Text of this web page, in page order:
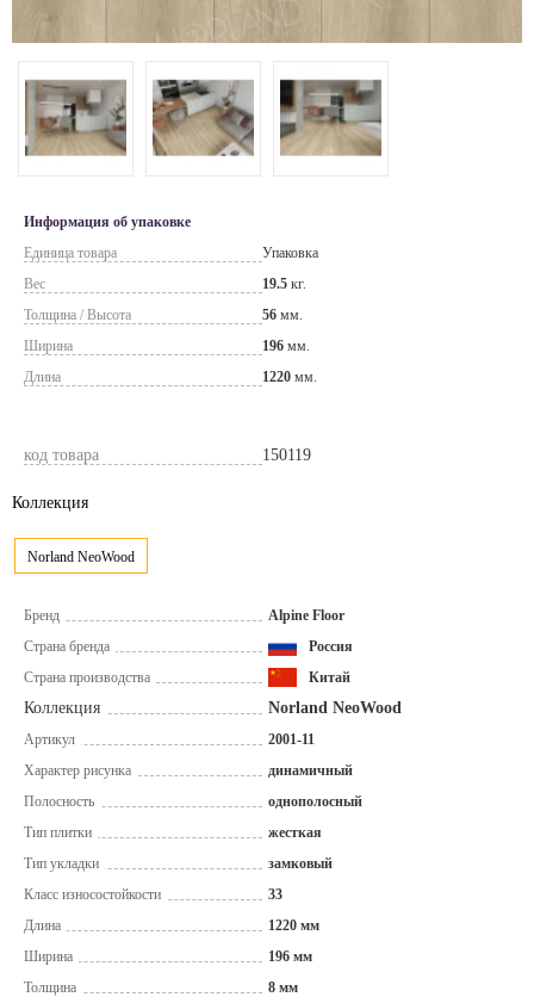
Информация об упаковке
Единица товара
Упаковка
Вес
19.5 кг.
Толщина / Высота
56 мм.
Ширина
196 мм.
Длина
1220 мм.
код товара 150119
Коллекция
Norland NeoWood
Бренд
Alpine Floor
Страна бренда
Россия
Страна производства
Китай
Коллекция Norland NeoWood
Артикул
2001-11
Характер рисунка
динамичный
Полосность
однополосный
Тип плитки
жесткая
Тип укладки
замковый
Класс износостойкости
33
Длина
1220 мм
Ширина
196 мм
Толщина
8 мм